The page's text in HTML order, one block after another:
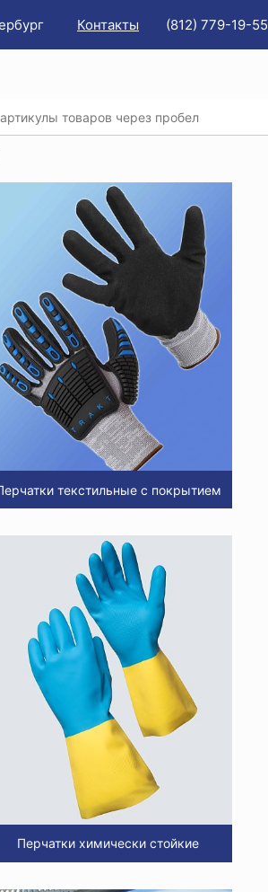
Контакты (812) 779-19-55
текстильные с покрытием
Перчатки химически стойкие